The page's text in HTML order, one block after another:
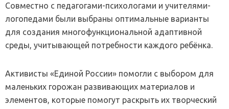
Совместно с педагогами-психологами и учителями-
логопедами были выбраны оптимальные варианты
для создания многофункциональной адаптивной
среды, учитывающей потребности каждого ребёнка.
Активисты «Единой России» помогли с выбором для
маленьких горожан развивающих материалов и
элементов, которые помогут раскрыть их творческий